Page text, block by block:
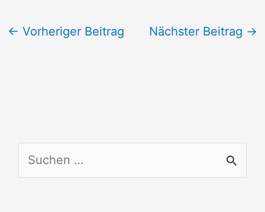
← Vorheriger Beitrag Nächster Beitrag →
u